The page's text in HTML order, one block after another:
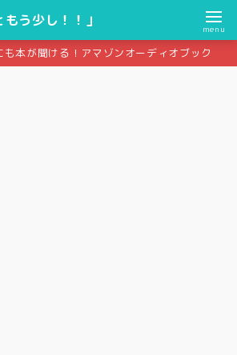
う少し！！」
menu
も本が聞ける！アマゾンオーディオブック